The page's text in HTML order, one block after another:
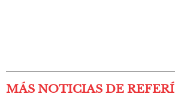
MÁS NOTICIAS DE REFERÍ